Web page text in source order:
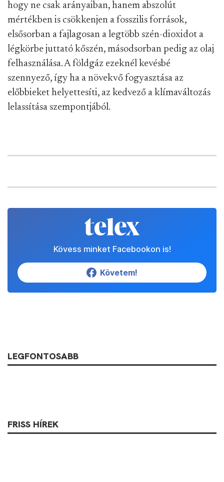
hogy ne csak arányaiban, hanem abszolút
mértékben is csökkenjen a fosszilis források,
elsősorban a fajlagosan a legtöbb szén-dioxidot a
légkörbe juttató kőszén, másodsorban pedig az olaj
felhasználása. A földgáz ezeknél kevésbé
szennyező, így ha a növekvő fogyasztása az
előbbieket helyettesíti, az kedvező a klímaváltozás
lelassítása szempontjából.
Kövess minket Facebookon is!
Követem!
LEGFONTOSABB
FRISS HÍREK